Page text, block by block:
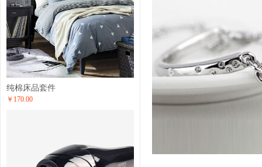
纯棉床品套件
￥170.00